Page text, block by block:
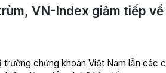
VN-Index giảm tiếp về
chứng khoán Việt Nam lẫn các